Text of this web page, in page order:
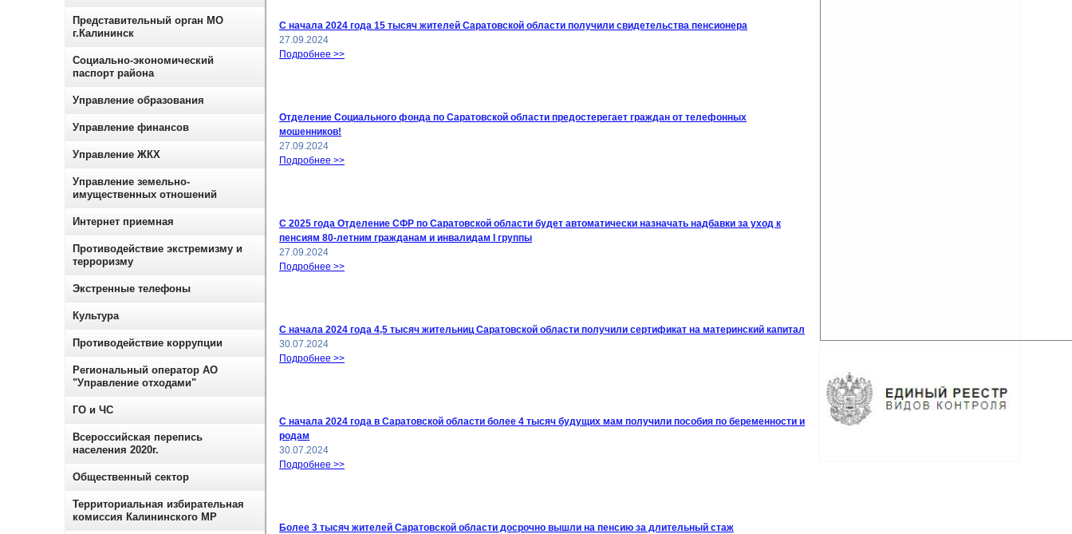
С начала 2024 года 15 тысяч жителей Саратовской области получили свидетельства пенсионера
27.09.2024
Подробнее >>
Отделение Социального фонда по Саратовской области предостерегает граждан от телефонных
мошенников!
27.09.2024
Подробнее >>
С 2025 года Отделение СФР по Саратовской области будет автоматически назначать надбавки за уход к
пенсиям 80-летним гражданам и инвалидам I группы
27.09.2024
Подробнее >>
С начала 2024 года 4,5 тысяч жительниц Саратовской области получили сертификат на материнский капитал
30.07.2024
Подробнее >>
С начала 2024 года в Саратовской области более 4 тысяч будущих мам получили пособия по беременности и
родам
30.07.2024
Подробнее >>
Более 3 тысяч жителей Саратовской области досрочно вышли на пенсию за длительный стаж
Представительный орган МО
г.Калининск
Социально-экономический
паспорт района
Управление образования
Управление финансов
Управление ЖКХ
Управление земельно-
имущественных отношений
Интернет приемная
Противодействие экстремизму и
терроризму
Экстренные телефоны
Культура
Противодействие коррупции
Региональный оператор АО
"Управление отходами"
ГО и ЧС
Всероссийская перепись
населения 2020г.
Общественный сектор
Территориальная избирательная
комиссия Калининского МР